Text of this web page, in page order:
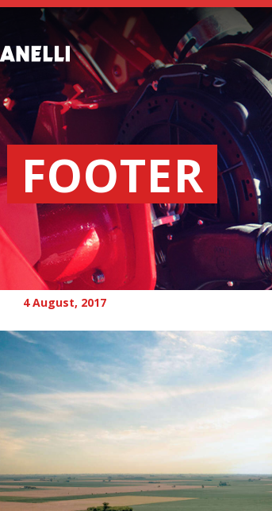
FOOTER
4 August, 2017